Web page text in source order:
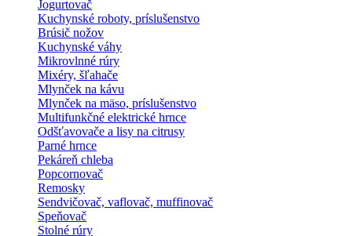
Jogurtovač
Kuchynské roboty, príslušenstvo
Brúsič nožov
Kuchynské váhy
Mikrovlnné rúry
Mixéry, šľahače
Mlynček na kávu
Mlynček na mäso, príslušenstvo
Multifunkčné elektrické hrnce
Odšťavovače a lisy na citrusy
Parné hrnce
Pekáreň chleba
Popcornovač
Remosky
Sendvičovač, vaflovač, muffinovač
Speňovač
Stolné rúry